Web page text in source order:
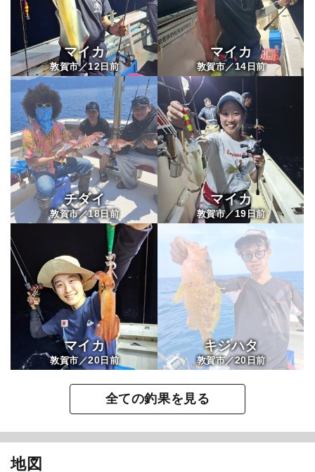
マイカ
敦賀市／12日前
マイカ
敦賀市／14 日前
チダイ
敦賀市／18日前
マイカ
敦賀市／19 日前
マイカ
敦賀市／20日前
キジハタ
敦賀市／20日前
全ての釣果を見る
地図